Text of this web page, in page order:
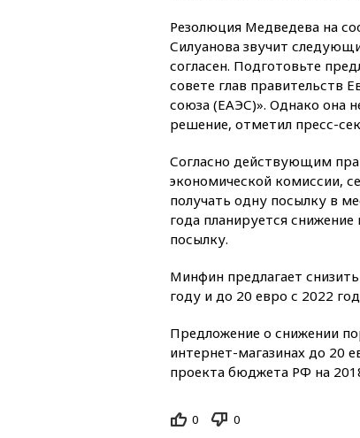
Резолюция Медведева на
Силуанова звучит
согласен. Подготовьте
совете глав правительств
союза (ЕАЭС)». Однако она
решение, отметил пресс-
Согласно действующим
экономической комиссии,
получать одну посылку в
года планируется
посылку.
Минфин предлагает
году и до 20 евро с 2022
Предложение о снижении
интернет-магазинах до 20
проекта бюджета РФ на
0 0